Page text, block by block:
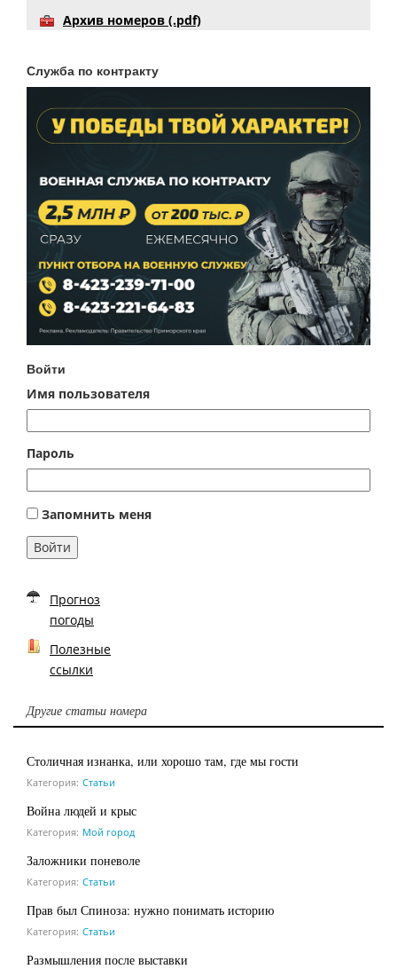
Архив номеров (.pdf)
Служба по контракту
Войти
Имя пользователя
Пароль
Запомнить меня
Войти
Прогноз
погоды
Полезные
ссылки
Другие статьи номера
Столичная изнанка, или хорошо там, где мы гости
Категория: Статьи
Война людей и крыс
Категория: Мой город
Заложники поневоле
Категория: Статьи
Прав был Спиноза: нужно понимать историю
Категория: Статьи
Размышления после выставки